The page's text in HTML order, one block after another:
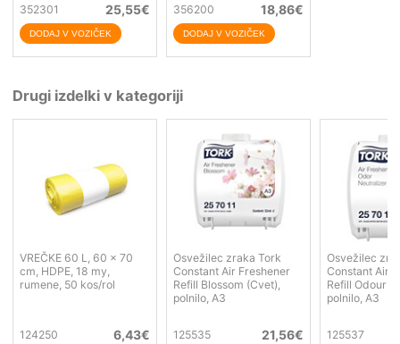
352301 25,55€ 356200 18,86€
Drugi izdelki v kategoriji
VREČKE 60 L, 60 x 70
cm, HDPE, 18 my,
rumene, 50 kos/rol
124250 6,43€
Osvežilec zraka Tork
Constant Air Freshener
Refill Blossom (Cvet),
polnilo, A3
125535 21,56€
Osvežilec
Constant Air
Refill Odour
polnilo, A3
125537